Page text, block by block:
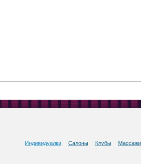
Индивидуалки Салоны Клубы